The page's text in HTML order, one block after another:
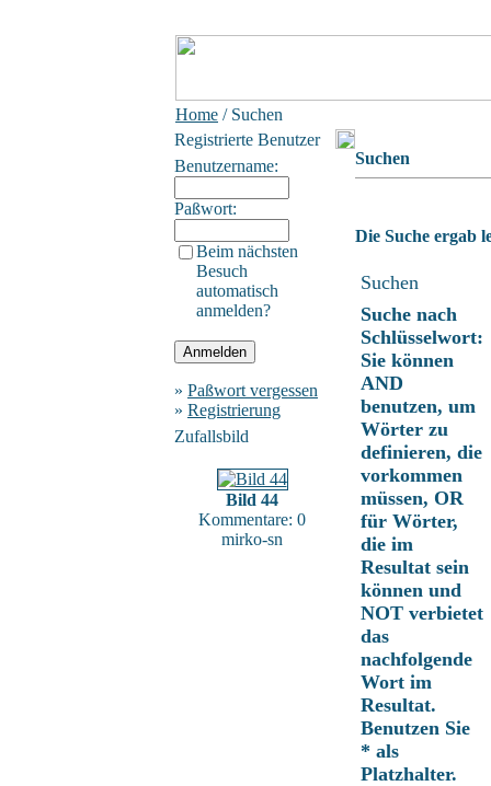
Home / Suchen
Registrierte Benutzer
Benutzername:
Paßwort:
Beim nächsten
Besuch
automatisch
anmelden?
» Paßwort vergessen
» Registrierung
Zufallsbild
Bild 44
Kommentare: 0
mirko-sn
Suchen
Die Suche ergab
Suchen
Suche nach
Schlüsselwort:
Sie können
AND
benutzen, um
Wörter zu
definieren, die
vorkommen
müssen, OR
für Wörter,
die im
Resultat sein
können und
NOT verbietet
das
nachfolgende
Wort im
Resultat.
Benutzen Sie
* als
Platzhalter.